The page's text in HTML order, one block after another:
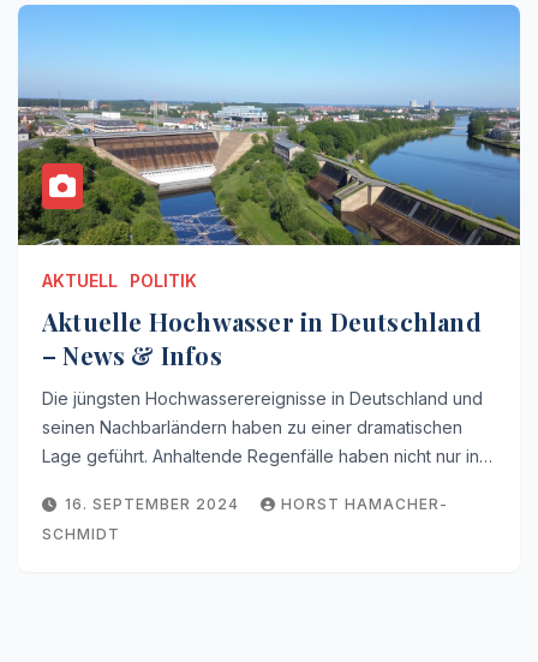
AKTUELL POLITIK
Aktuelle Hochwasser in Deutschland
– News & Infos
Die jüngsten Hochwasserereignisse in Deutschland und
seinen Nachbarländern haben zu einer dramatischen
Lage geführt. Anhaltende Regenfälle haben nicht nur in…
16. SEPTEMBER 2024
HORST HAMACHER-
SCHMIDT